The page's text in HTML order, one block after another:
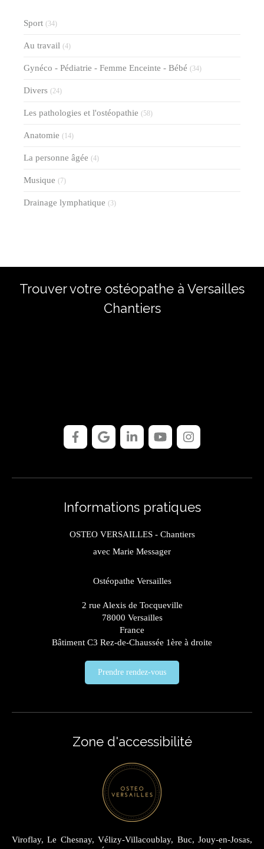
Sport (34)
Au travail (4)
Gynéco - Pédiatrie - Femme Enceinte - Bébé (34)
Divers (24)
Les pathologies et l'ostéopathie (58)
Anatomie (14)
La personne âgée (4)
Musique (7)
Drainage lymphatique (3)
Trouver votre ostéopathe à Versailles
Chantiers
Informations pratiques
OSTEO VERSAILLES - Chantiers
avec Marie Messager
Ostéopathe Versailles
2 rue Alexis de Tocqueville
78000 Versailles
France
Bâtiment C3 Rez-de-Chaussée 1ère à droite
Prendre rendez-vous
Zone d'accessibilité
Viroflay, Le Chesnay, Vélizy-Villacoublay, Buc, Jouy-en-Josas,